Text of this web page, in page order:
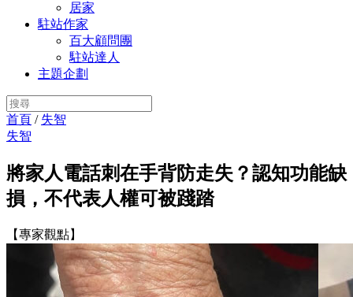
居家
駐站作家
百大顧問團
駐站達人
主題企劃
首頁 / 失智
失智
將家人電話刺在手背防走失？認知功能缺
損，不代表人權可被踐踏
【專家觀點】